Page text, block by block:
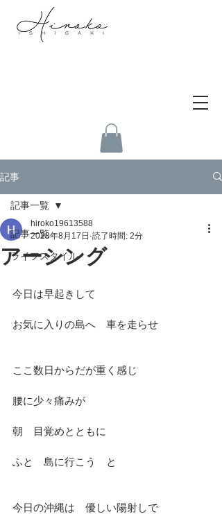
記事
記事一覧
ライフスタイル
記事一覧
アーシング
hiroko19613588
2023年8月17日 読了時間: 2分
今日は早起きして
お気に入りの島へ　車を走らせ
ここ数日からだが重く感じ
腰に少々痛みが
朝　目覚めとともに
ふと　島に行こう　と
今日の沖縄は　優しい陽射しで